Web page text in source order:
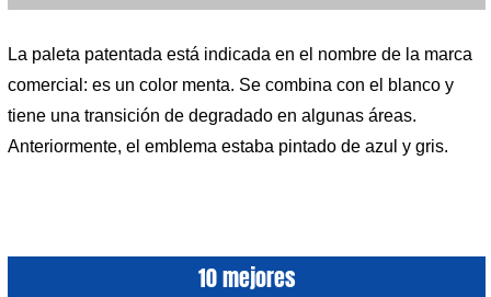
La paleta patentada está indicada en el nombre de la marca
comercial: es un color menta. Se combina con el blanco y
tiene una transición de degradado en algunas áreas.
Anteriormente, el emblema estaba pintado de azul y gris.
10 mejores